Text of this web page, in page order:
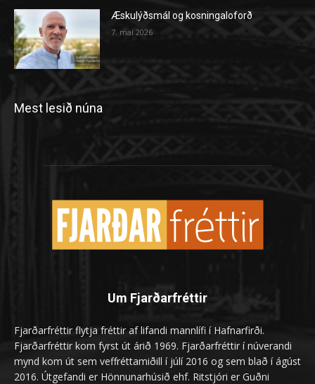
Æskulýðsmál og kosningaloforð
7. maí 2026
Mest lesið núna
Um Fjarðarfréttir
Fjarðarfréttir flytja fréttir af lifandi mannlífi í Hafnarfirði.
Fjarðarfréttir kom fyrst út árið 1969. Fjarðarfréttir í núverandi
mynd kom út sem veffréttamiðill í júlí 2016 og sem blað í ágúst
2016. Útgefandi er Hönnunarhúsið ehf. Ritstjóri er Guðni